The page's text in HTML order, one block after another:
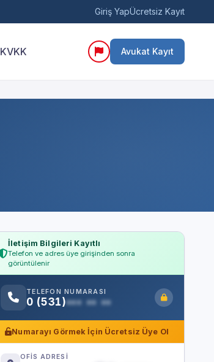
Giriş YapÜcretsiz Kayıt
KVKK Avukat Kayıt
İletişim Bilgileri Kayıtlı
Telefon ve adres üye girişinden sonra
görüntülenir
TELEFON NUMARASI
0 (531)••• •• ••
Numarayı Görmek İçin Ücretsiz Üye Ol
OFİS ADRESİ